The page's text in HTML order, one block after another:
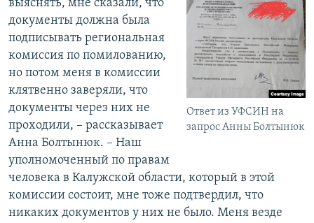
Ответ из УФСИН на
запрос Анны Болтынюк
выяснять, мне сказали, что
документы должна была
подписывать региональная
комиссия по помилованию,
но потом меня в комиссии
клятвенно заверяли, что
документы через них не
проходили, – рассказывает
Анна Болтынюк. – Наш
уполномоченный по правам
человека в Калужской области, который в этой
комиссии состоит, мне тоже подтвердил, что
никаких документов у них не было. Меня везде